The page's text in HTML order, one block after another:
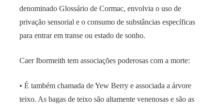
denominado Glossário de Cormac, envolvia o uso de
privação sensorial e o consumo de substâncias específicas
para entrar em transe ou estado de sonho.
Caer Ibormeith tem associações poderosas com a morte:
• É também chamada de Yew Berry e associada a árvore
teixo. As bagas de teixo são altamente venenosas e são as